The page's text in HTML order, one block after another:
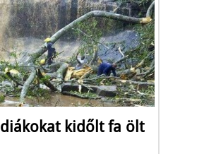
kidőlt fa ölt